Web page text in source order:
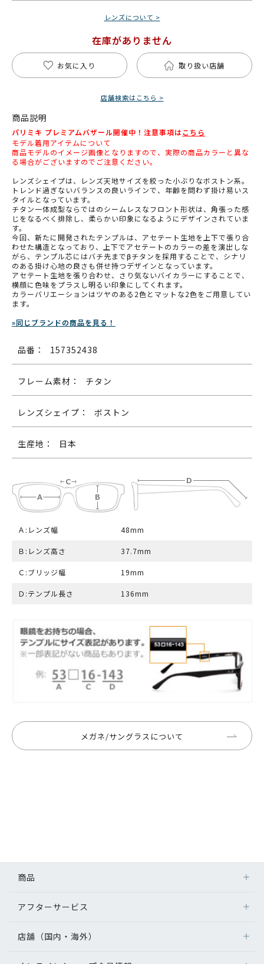
レンズについて >
在庫がありません
お気に入り 取り扱い店舗
店舗検索はこちら >
商品説明
パリミキ プレミアムバザール開催中！注意事項はこちら
モデル着用アイテムについて
商品モデルのイメージ画像となりますので、実際の商品カラーと異な
る場合がございますのでご注意ください。
レンズシェイプは、レンズ天地サイズを絞った小ぶりなボストン系。
トレンド過ぎないバランスの良いラインで、年齢を問わず掛け易いス
タイルとなっています。
チタン一体成型ならではのシームレスなフロント形状は、角張った感
じをなるべく排除し、柔らかい印象になるようにデザインされていま
す。
今回、新たに開発されたテンプルは、アセテート生地を上下で張り合
わせた構造となっており、上下でアセテートのカラーの差を演出しな
がら、テンプル芯にはバチ先までβチタンを採用することで、シナリ
のある掛け心地の良さも併せ持つデザインとなっています。
アセテート生地を張り合わせ、さり気ないバイカラーにすることで、
横顔に色味をプラスし明るい印象にしてくれます。
カラーバリエーションはツヤのある2色とマットな2色をご用意してい
ます。
»同じブランドの商品を見る！
品番： 157352438
フレーム素材： チタン
レンズシェイプ： ボストン
生産地： 日本
Ａ:レンズ幅 48mm
Ｂ:レンズ高さ 37.7mm
Ｃ:ブリッジ幅 19mm
Ｄ:テンプル長さ 136mm
メガネ/サングラスについて
商品
アフターサービス
店舗（国内・海外）